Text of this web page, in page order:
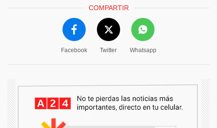
COMPARTIR
Facebook Twitter Whatsapp